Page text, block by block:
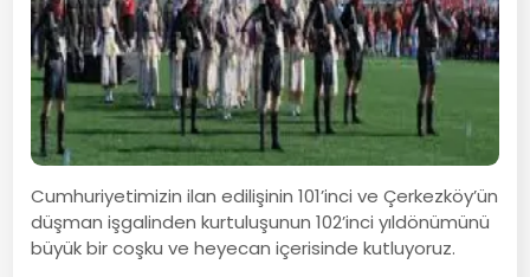
Cumhuriyetimizin ilan edilişinin 101’inci ve Çerkezköy’ün
düşman işgalinden kurtuluşunun 102’inci yıldönümünü
büyük bir coşku ve heyecan içerisinde kutluyoruz.